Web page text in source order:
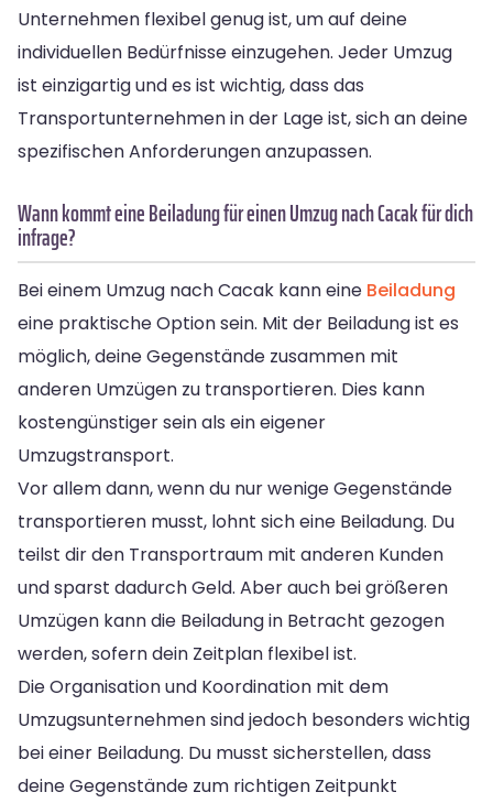
Unternehmen flexibel genug ist, um auf deine
individuellen Bedürfnisse einzugehen. Jeder Umzug
ist einzigartig und es ist wichtig, dass das
Transportunternehmen in der Lage ist, sich an deine
spezifischen Anforderungen anzupassen.
Wann kommt eine Beiladung für einen Umzug nach Cacak für dich
infrage?
Bei einem Umzug nach Cacak kann eine Beiladung
eine praktische Option sein. Mit der Beiladung ist es
möglich, deine Gegenstände zusammen mit
anderen Umzügen zu transportieren. Dies kann
kostengünstiger sein als ein eigener
Umzugstransport.
Vor allem dann, wenn du nur wenige Gegenstände
transportieren musst, lohnt sich eine Beiladung. Du
teilst dir den Transportraum mit anderen Kunden
und sparst dadurch Geld. Aber auch bei größeren
Umzügen kann die Beiladung in Betracht gezogen
werden, sofern dein Zeitplan flexibel ist.
Die Organisation und Koordination mit dem
Umzugsunternehmen sind jedoch besonders wichtig
bei einer Beiladung. Du musst sicherstellen, dass
deine Gegenstände zum richtigen Zeitpunkt